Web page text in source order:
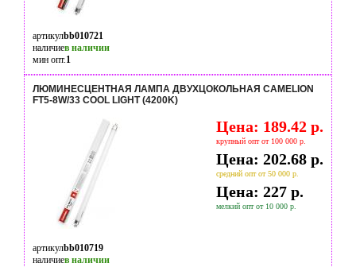
артикулbb010721
наличиев наличии
мин опт.1
ЛЮМИНЕСЦЕНТНАЯ ЛАМПА ДВУХЦОКОЛЬНАЯ CAMELION
FT5-8W/33 COOL LIGHT (4200K)
Цена: 189.42 р.
крупный опт от 100 000 р.
Цена: 202.68 р.
средний опт от 50 000 р.
Цена: 227 р.
мелкий опт от 10 000 р.
артикулbb010719
наличиев наличии